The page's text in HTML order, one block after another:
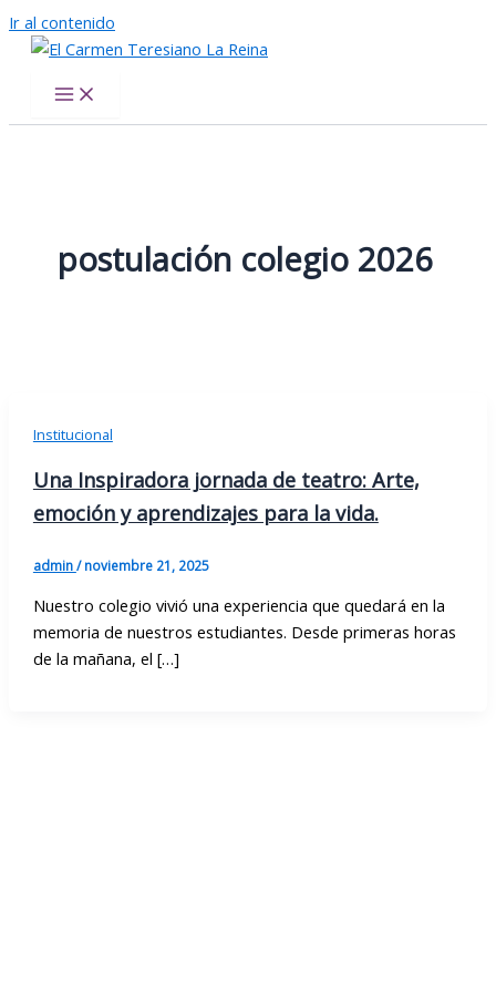
Ir al contenido
postulación colegio 2026
Institucional
Una Inspiradora jornada de teatro: Arte,
emoción y aprendizajes para la vida.
admin/noviembre 21, 2025
Nuestro colegio vivió una experiencia que quedará en la
memoria de nuestros estudiantes. Desde primeras horas
de la mañana, el […]